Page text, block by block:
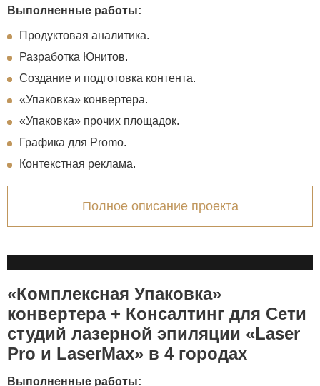
Выполненные работы:
Продуктовая аналитика.
Разработка Юнитов.
Создание и подготовка контента.
«Упаковка» конвертера.
«Упаковка» прочих площадок.
Графика для Promo.
Контекстная реклама.
Полное описание проекта
«Комплексная Упаковка»
конвертера + Консалтинг для Сети
студий лазерной эпиляции «Laser
Pro и LaserMax» в 4 городах
Выполненные работы: